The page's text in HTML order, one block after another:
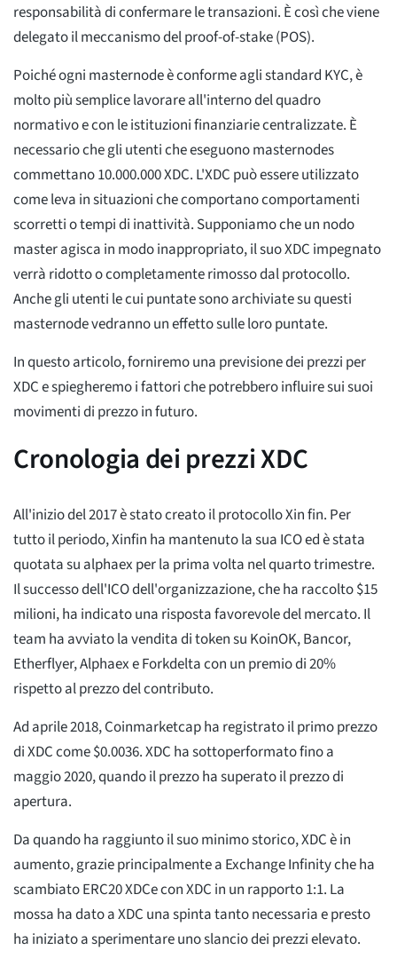
responsabilità di confermare le transazioni. È così che viene
delegato il meccanismo del proof-of-stake (POS).
Poiché ogni masternode è conforme agli standard KYC, è
molto più semplice lavorare all'interno del quadro
normativo e con le istituzioni finanziarie centralizzate. È
necessario che gli utenti che eseguono masternodes
commettano 10.000.000 XDC. L'XDC può essere utilizzato
come leva in situazioni che comportano comportamenti
scorretti o tempi di inattività. Supponiamo che un nodo
master agisca in modo inappropriato, il suo XDC impegnato
verrà ridotto o completamente rimosso dal protocollo.
Anche gli utenti le cui puntate sono archiviate su questi
masternode vedranno un effetto sulle loro puntate.
In questo articolo, forniremo una previsione dei prezzi per
XDC e spiegheremo i fattori che potrebbero influire sui suoi
movimenti di prezzo in futuro.
Cronologia dei prezzi XDC
All'inizio del 2017 è stato creato il protocollo Xin fin. Per
tutto il periodo, Xinfin ha mantenuto la sua ICO ed è stata
quotata su alphaex per la prima volta nel quarto trimestre.
Il successo dell'ICO dell'organizzazione, che ha raccolto $15
milioni, ha indicato una risposta favorevole del mercato. Il
team ha avviato la vendita di token su KoinOK, Bancor,
Etherflyer, Alphaex e Forkdelta con un premio di 20%
rispetto al prezzo del contributo.
Ad aprile 2018, Coinmarketcap ha registrato il primo prezzo
di XDC come $0.0036. XDC ha sottoperformato fino a
maggio 2020, quando il prezzo ha superato il prezzo di
apertura.
Da quando ha raggiunto il suo minimo storico, XDC è in
aumento, grazie principalmente a Exchange Infinity che ha
scambiato ERC20 XDCe con XDC in un rapporto 1:1. La
mossa ha dato a XDC una spinta tanto necessaria e presto
ha iniziato a sperimentare uno slancio dei prezzi elevato.